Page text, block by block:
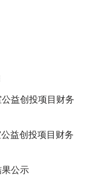
公益创投项目财务
益创投项目财务
公示